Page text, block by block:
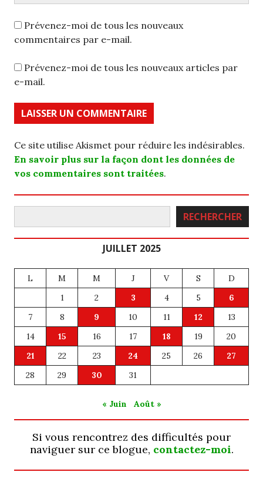
Prévenez-moi de tous les nouveaux
commentaires par e-mail.
Prévenez-moi de tous les nouveaux articles par
e-mail.
Ce site utilise Akismet pour réduire les indésirables.
En savoir plus sur la façon dont les données de
vos commentaires sont traitées.
Rechercher RECHERCHER
JUILLET 2025
L M M J V S
D
1
2 3 4 5
6
7
8 9 10 11 12
13
14
15 16 17 18 19
20
21
22 23 24 25 26
27
28
29 30 31
« Juin Août »
Si vous rencontrez des difficultés pour
naviguer sur ce blogue, contactez-moi.